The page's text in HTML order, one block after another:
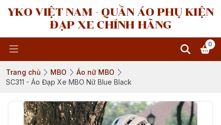
YKO VIỆT NAM - QUẦN ÁO PHỤ KIỆN
ĐẠP XE CHÍNH HÃNG
0
Trang chủ MBO
Áo nữ MBO
SC311 - Áo Đạp Xe MBO Nữ Blue Black